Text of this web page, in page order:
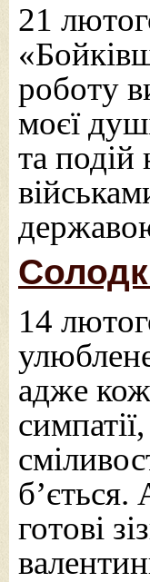
21
роботу
моєї
та
14
адже
б’ється.
готові